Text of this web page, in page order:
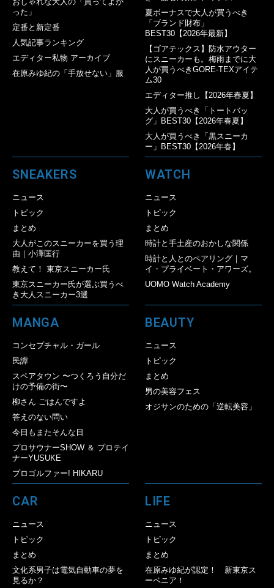
った」
定番と新定番
人気記事ランキング
エディター私物 アーカイブ
在原みゆ紀の「手放せない」服
夏ボーナスで大人が買うべき
「ブランド財布」
BEST30【2026年最新】
【ゴアテックス】防水アウター
にスニーカーも。梅雨までに大
人が買うべきGORE-TEXアイテ
ム30
エディター推し【2026年春夏】
大人が買うべき「トートバッ
グ」BEST30【2026年春夏】
大人が買うべき「黒スニーカ
ー」BEST30【2026年春】
SNEAKERS
ニュース
トピック
まとめ
大人がこのスニーカーを買う理
由｜小澤匡行
教えて！ 東京スニーカー氏
東京スニーカー氏が選ぶ買うべ
き大人スニーカー3選
WATCH
ニュース
トピック
まとめ
時計と手土産のおかしな関係
時計と人とのペアリング｜マ
イ・プライベート・アワーズ。
UOMO Watch Academy
MANGA
コンセプチャル・ガール
民譚
スペアタウン 〜つくろう自分だ
けの予備の街〜
柳さん ごはんですよ
答えのない問い
今日もまたそんな日
プロサウナーSHOW ＆ プロテイ
ナーYUSUKE
プロゴルファー! HIKARU
BEAUTY
ニュース
トピック
まとめ
男の美容フェス
オジサンのための「逆転美容」
CAR
ニュース
トピック
まとめ
文化系男子は電気自動車の夢を
見るか？
LIFE
ニュース
トピック
まとめ
在原みゆ紀が認定！ 新東京ス
ーベニア！